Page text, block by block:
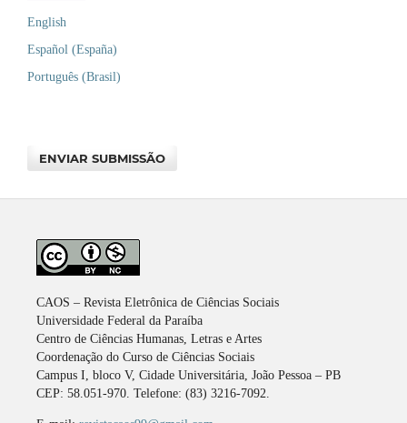
English
Español (España)
Português (Brasil)
ENVIAR SUBMISSÃO
CAOS – Revista Eletrônica de Ciências Sociais
Universidade Federal da Paraíba
Centro de Ciências Humanas, Letras e Artes
Coordenação do Curso de Ciências Sociais
Campus I, bloco V, Cidade Universitária, João Pessoa – PB
CEP: 58.051-970. Telefone: (83) 3216-7092.